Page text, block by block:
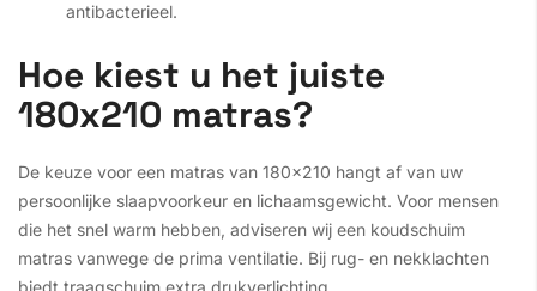
antibacterieel.
Hoe kiest u het juiste
180x210 matras?
De keuze voor een matras van 180x210 hangt af van uw
persoonlijke slaapvoorkeur en lichaamsgewicht. Voor mensen
die het snel warm hebben, adviseren wij een koudschuim
matras vanwege de prima ventilatie. Bij rug- en nekklachten
biedt traagschuim extra drukverlichting.